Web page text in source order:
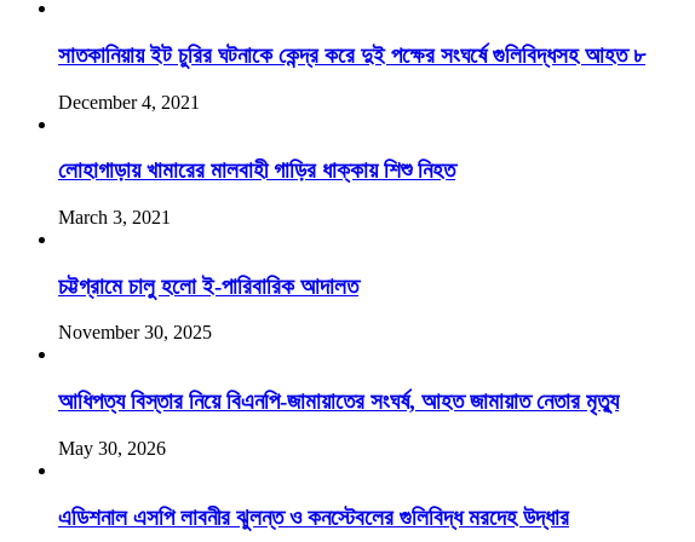
সাতকানিয়ায় ইট চুরির ঘটনাকে কেন্দ্র করে দুই পক্ষের সংঘর্ষে গুলিবিদ্ধসহ আহত ৮
December 4, 2021
লোহাগাড়ায় খামারের মালবাহী গাড়ির ধাক্কায় শিশু নিহত
March 3, 2021
চট্টগ্রামে চালু হলো ই-পারিবারিক আদালত
November 30, 2025
আধিপত্য বিস্তার নিয়ে বিএনপি-জামায়াতের সংঘর্ষ, আহত জামায়াত নেতার মৃত্যু
May 30, 2026
এডিশনাল এসপি লাবনীর ঝুলন্ত ও কনস্টেবলের গুলিবিদ্ধ মরদেহ উদ্ধার